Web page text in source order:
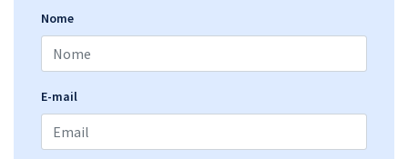
Nome
E-mail